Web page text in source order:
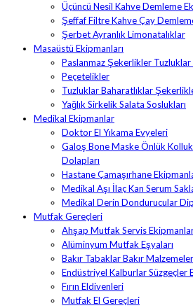
Üçüncü Nesil Kahve Demleme
Şeffaf Filtre Kahve Çay
Şerbet Ayranlık Limonatalıklar
Masaüstü Ekipmanları
Paslanmaz Şekerlikler
Peçetelikler
Tuzluklar Baharatlıklar
Yağlık Sirkelik Salata Soslukları
Medikal Ekipmanlar
Doktor El Yıkama Evyeleri
Galoş Bone Maske Önlük
Dolapları
Hastane Çamaşırhane
Medikal Aşı İlaç Kan Serum
Medikal Derin Dondurucular
Mutfak Gereçleri
Ahşap Mutfak Servis
Alüminyum Mutfak Eşyaları
Bakır Tabaklar Bakır Malzemeler
Endüstriyel Kalburlar Süzgeçler
Fırın Eldivenleri
Mutfak El Gereçleri